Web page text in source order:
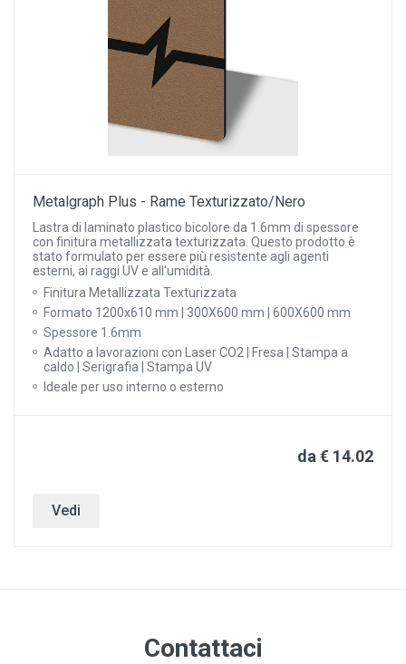
Metalgraph Plus - Rame Texturizzato/Nero
Lastra di laminato plastico bicolore da 1.6mm di spessore
con finitura metallizzata texturizzata. Questo prodotto è
stato formulato per essere più resistente agli agenti
esterni, ai raggi UV e all'umidità.
Finitura Metallizzata Texturizzata
Formato 1200x610 mm | 300X600 mm | 600X600 mm
Spessore 1.6mm
Adatto a lavorazioni con Laser CO2 | Fresa | Stampa a
caldo | Serigrafia | Stampa UV
Ideale per uso interno o esterno
da € 14.02
Vedi
Contattaci